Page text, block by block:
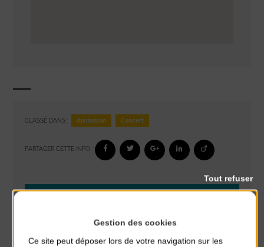
CLASSÉ DANS : Animation Concert
PARTAGER CETTE INFO :
À noter aussi
Plage du passous
Gestion des cookies
Ce site peut déposer lors de votre navigation sur les
Tout refuser